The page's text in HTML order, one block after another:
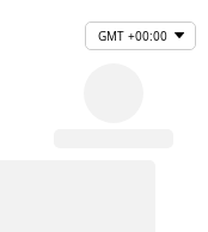
GMT +00:00